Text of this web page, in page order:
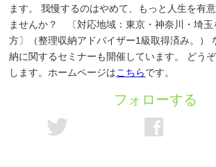
ます。 我慢するのはやめて、もっと人生を有
ませんか？ 〔対応地域：東京・神奈川・埼玉
方〕（整理収納アドバイザー1級取得済み。）
納に関するセミナーも開催しています。 どう
します。ホームページはこちらです。
フォローする
twitter facebook